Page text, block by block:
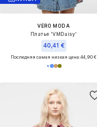
VERO MODA
Платье 'VMDaisy'
40,41 €
Последняя самая низкая цена:44,90 €